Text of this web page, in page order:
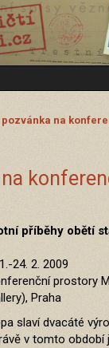
pozvánka na
příběhy obětí
24. 2. 2009
prostory
Praha
slaví dvacáté
v tomto období